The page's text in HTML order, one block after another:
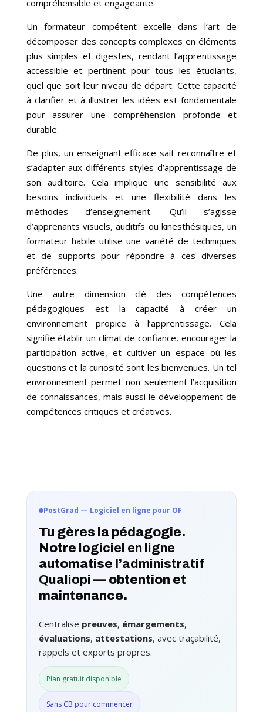
compréhensible et engageante.
Un formateur compétent excelle dans l’art de
décomposer des concepts complexes en éléments
plus simples et digestes, rendant l’apprentissage
accessible et pertinent pour tous les étudiants,
quel que soit leur niveau de départ. Cette capacité
à clarifier et à illustrer les idées est fondamentale
pour assurer une compréhension profonde et
durable.
De plus, un enseignant efficace sait reconnaître et
s’adapter aux différents styles d’apprentissage de
son auditoire. Cela implique une sensibilité aux
besoins individuels et une flexibilité dans les
méthodes d’enseignement. Qu’il s’agisse
d’apprenants visuels, auditifs ou kinesthésiques, un
formateur habile utilise une variété de techniques
et de supports pour répondre à ces diverses
préférences.
Une autre dimension clé des compétences
pédagogiques est la capacité à créer un
environnement propice à l’apprentissage. Cela
signifie établir un climat de confiance, encourager la
participation active, et cultiver un espace où les
questions et la curiosité sont les bienvenues. Un tel
environnement permet non seulement l’acquisition
de connaissances, mais aussi le développement de
compétences critiques et créatives.
PostGrad — Logiciel en ligne pour OF
Tu gères la pédagogie.
Notre logiciel en ligne
automatise l’administratif
Qualiopi — obtention et
maintenance.
Centralise preuves, émargements,
évaluations, attestations, avec traçabilité,
rappels et exports propres.
Plan gratuit disponible
Sans CB pour commencer